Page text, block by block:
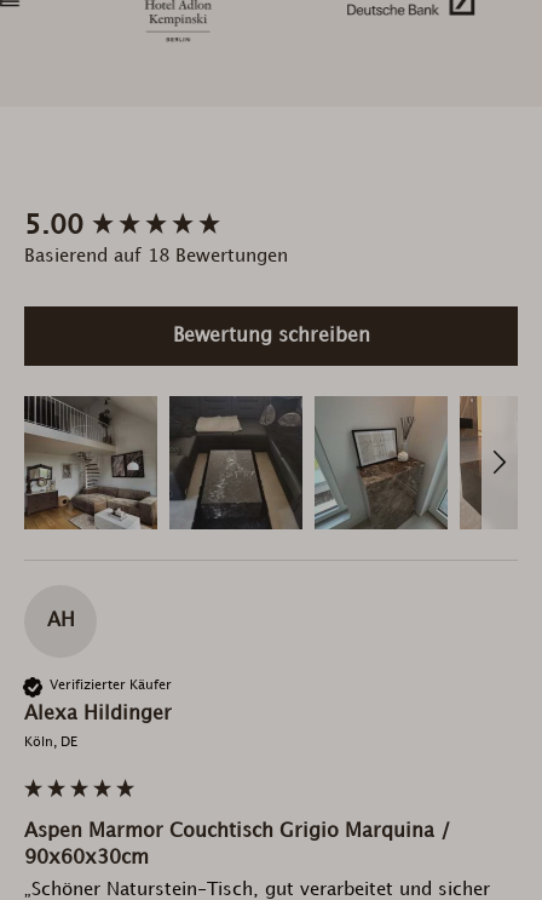
5.00
Basierend auf 18 Bewertungen
Bewertung schreiben
AH
Verifizierter Käufer
Alexa Hildinger
Köln, DE
Aspen Marmor Couchtisch Grigio Marquina /
90x60x30cm
„Schöner Naturstein-Tisch, gut verarbeitet und sicher
New content loaded